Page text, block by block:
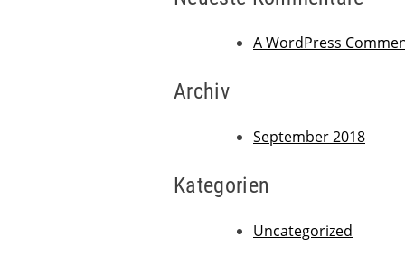
A WordPress
Archiv
September 2018
Kategorien
Uncategorized